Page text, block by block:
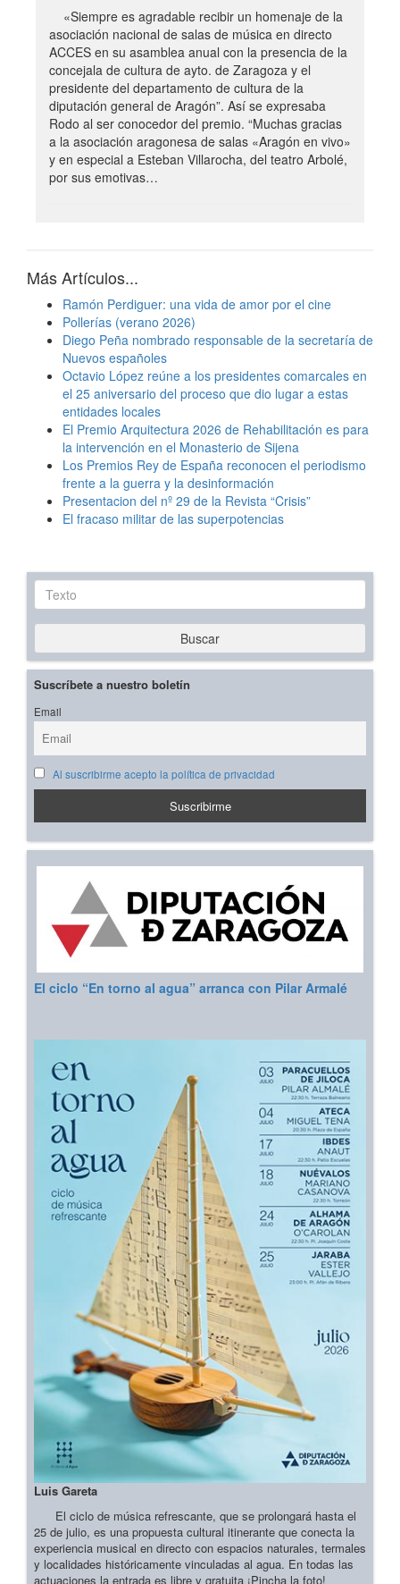
«Siempre es agradable recibir un homenaje de la
asociación nacional de salas de música en directo
ACCES en su asamblea anual con la presencia de la
concejala de cultura de ayto. de Zaragoza y el
presidente del departamento de cultura de la
diputación general de Aragón”. Así se expresaba
Rodo al ser conocedor del premio. “Muchas gracias
a la asociación aragonesa de salas «Aragón en vivo»
y en especial a Esteban Villarocha, del teatro Arbolé,
por sus emotivas…
Más Artículos...
Ramón Perdiguer: una vida de amor por el cine
Pollerías (verano 2026)
Diego Peña nombrado responsable de la secretaría de
Nuevos españoles
Octavio López reúne a los presidentes comarcales en
el 25 aniversario del proceso que dio lugar a estas
entidades locales
El Premio Arquitectura 2026 de Rehabilitación es para
la intervención en el Monasterio de Sijena
Los Premios Rey de España reconocen el periodismo
frente a la guerra y la desinformación
Presentacion del nº 29 de la Revista “Crisis”
El fracaso militar de las superpotencias
Texto
Buscar
Suscríbete a nuestro boletín
Email
Al suscribirme acepto la política de privacidad
El ciclo “En torno al agua” arranca con Pilar Armalé
Luis Gareta
El ciclo de música refrescante, que se prolongará hasta el
25 de julio, es una propuesta cultural itinerante que conecta la
experiencia musical en directo con espacios naturales, termales
y localidades históricamente vinculadas al agua. En todas las
actuaciones la entrada es libre y gratuita ¡Pincha la foto!